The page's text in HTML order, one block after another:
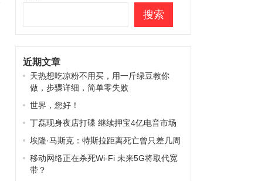
搜索
近期文章
天热想吃凉粉不用买，用一斤绿豆教你
做，步骤详细，简单零失败
世界，您好！
丁磊现身夜店打碟 继续押宝4亿电音市场
埃隆·马斯克：特斯拉距离死亡曾只差几周
移动网络正在杀死Wi-Fi 未来5G将取代宽
带？